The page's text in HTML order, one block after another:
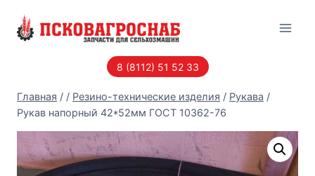
8 (8112) 51 52 33
Главная / / Резино-технические изделия / Рукава /
Рукав напорный 42*52мм ГОСТ 10362-76